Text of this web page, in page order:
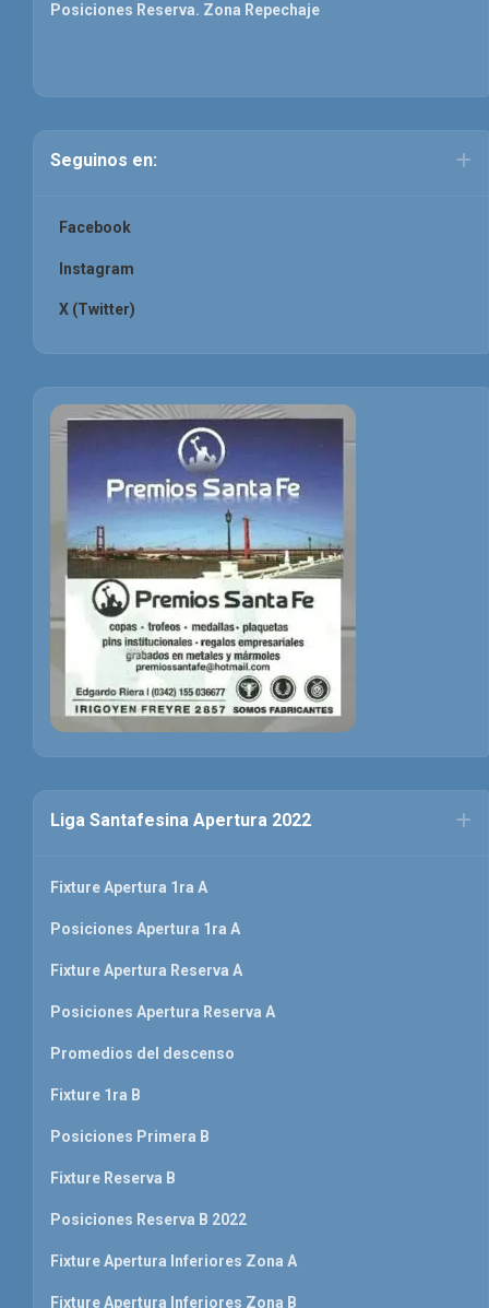
Posiciones Reserva. Zona Repechaje
Seguinos en:
Facebook
Instagram
X (Twitter)
Liga Santafesina Apertura 2022
Fixture Apertura 1ra A
Posiciones Apertura 1ra A
Fixture Apertura Reserva A
Posiciones Apertura Reserva A
Promedios del descenso
Fixture 1ra B
Posiciones Primera B
Fixture Reserva B
Posiciones Reserva B 2022
Fixture Apertura Inferiores Zona A
Fixture Apertura Inferiores Zona B